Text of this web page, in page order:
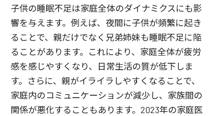
子供の睡眠不足は家庭全体のダイナミクスにも影
響を与えます。例えば、夜間に子供が頻繁に起き
ることで、親だけでなく兄弟姉妹も睡眠不足に陥
ることがあります。これにより、家庭全体が疲労
感を感じやすくなり、日常生活の質が低下しま
す。さらに、親がイライラしやすくなることで、
家庭内のコミュニケーションが減少し、家族間の
関係が悪化することもあります。2023年の家庭医